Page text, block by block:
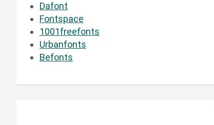
Dafont
Fontspace
1001freefonts
Urbanfonts
Befonts